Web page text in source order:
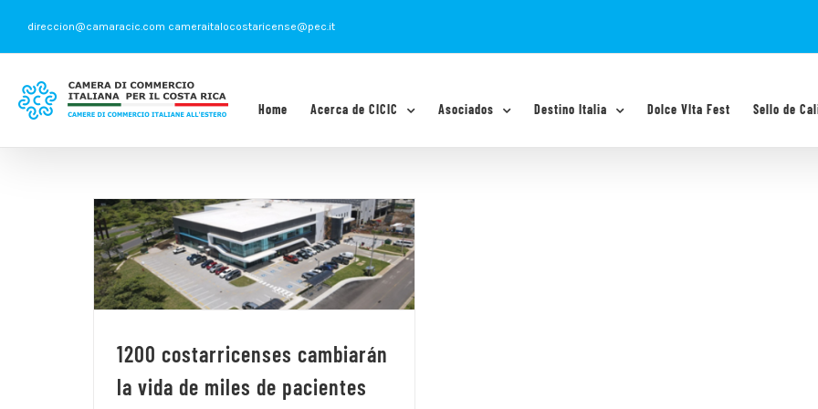
contenido
direccion@camaracic.com cameraitalocostaricense@pec.it
Home Acerca de CICIC Asociados Destino Italia Dolce VIta Fest Sello de
1200 costarricenses cambiarán
la vida de miles de pacientes